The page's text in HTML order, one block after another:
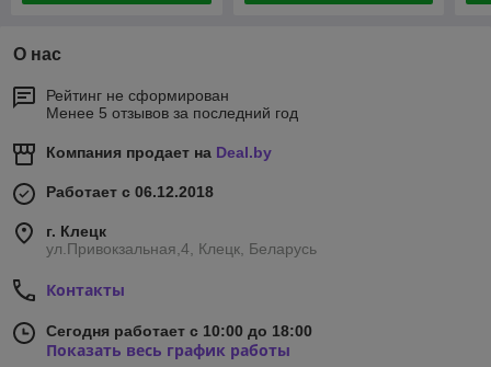
О нас
Рейтинг не сформирован
Менее 5 отзывов за последний год
Компания продает на Deal.by
Работает с 06.12.2018
г. Клецк
ул.Привокзальная,4, Клецк, Беларусь
Контакты
Сегодня работает с 10:00 до 18:00
Показать весь график работы